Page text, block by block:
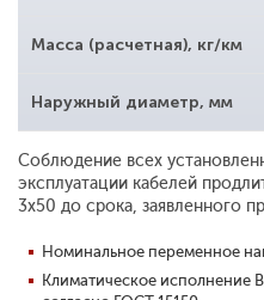
Масса (расчетная), кг/км
Наружный диаметр, мм
Соблюдение всех
эксплуатации кабелей
3x50 до срока, заявленного
Номинальное переменное
Климатическое исполнение